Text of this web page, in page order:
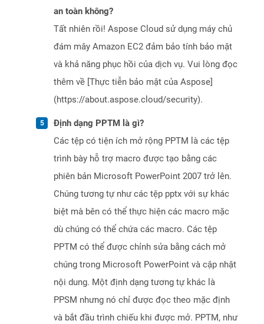
an toàn không?
Tất nhiên rồi! Aspose Cloud sử dụng máy chủ
đám mây Amazon EC2 đảm bảo tính bảo mật
và khả năng phục hồi của dịch vụ. Vui lòng đọc
thêm về [Thực tiễn bảo mật của Aspose]
(https://about.aspose.cloud/security).
Định dạng PPTM là gì?
Các tệp có tiện ích mở rộng PPTM là các tệp
trình bày hỗ trợ macro được tạo bằng các
phiên bản Microsoft PowerPoint 2007 trở lên.
Chúng tương tự như các tệp pptx với sự khác
biệt mà bên có thể thực hiện các macro mặc
dù chúng có thể chứa các macro. Các tệp
PPTM có thể được chỉnh sửa bằng cách mở
chúng trong Microsoft PowerPoint và cập nhật
nội dung. Một định dạng tương tự khác là
PPSM nhưng nó chỉ được đọc theo mặc định
và bắt đầu trình chiếu khi được mở. PPTM, như